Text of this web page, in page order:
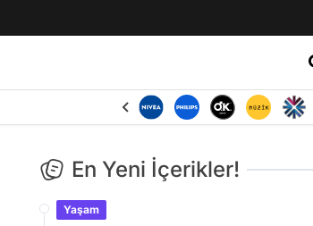
En Yeni İçerikler!
Yaşam